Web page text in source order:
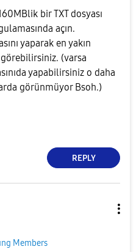
bir TXT dosyası
açın.
yaparak en yakın
(varsa
yapabilirsiniz o daha
görünmüyor Bsoh.)
REPLY
Members